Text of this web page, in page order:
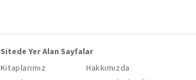
Sitede Yer Alan Sayfalar
Kitaplarımız
Hakkımızda